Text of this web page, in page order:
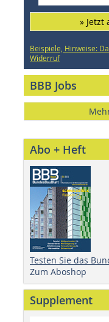
» Jetzt
Beispiele, Hinweise:
Widerruf
BBB Jobs
Abo + Heft
Testen Sie das
Zum Aboshop
Supplement